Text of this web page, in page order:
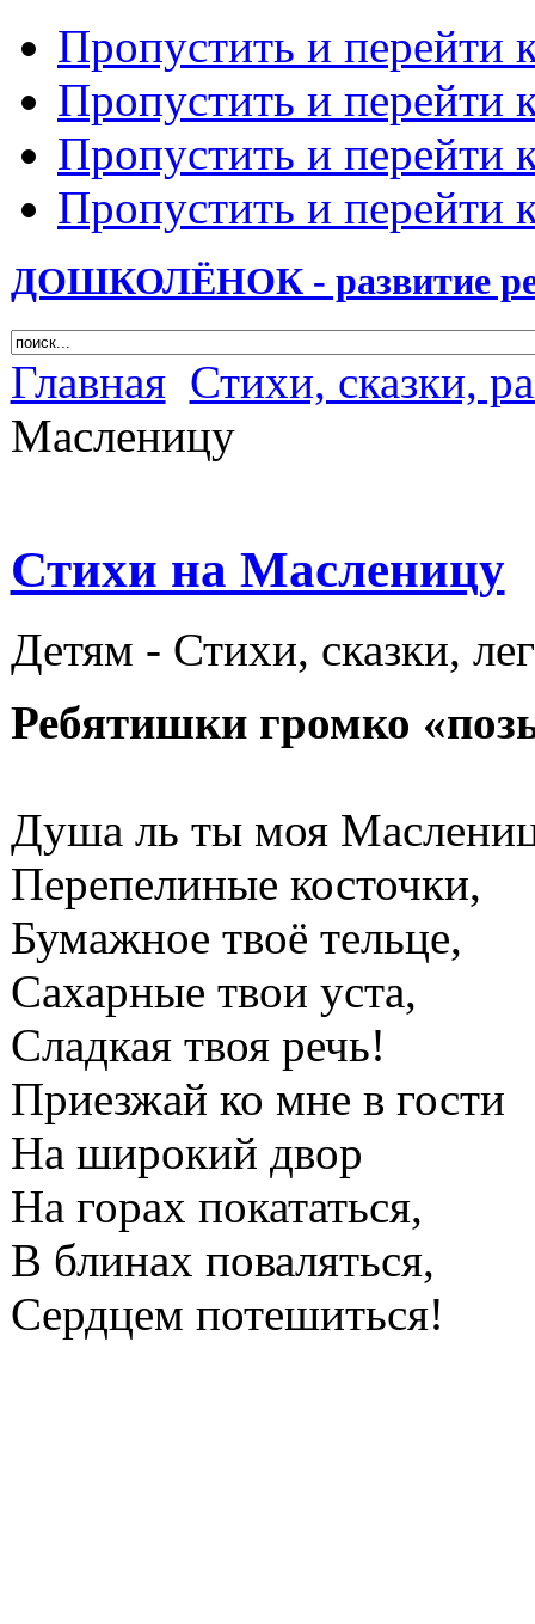
Пропустить и перейти
Пропустить и перейти
Пропустить и перейти
Пропустить и перейти
ДОШКОЛЁНОК - развитие
Главная Стихи, сказки,
Масленицу
Стихи на Масленицу
Детям - Стихи, сказки,
Ребятишки громко
Душа ль ты моя
Перепелиные косточки,
Бумажное твоё тельце,
Сахарные твои уста,
Сладкая твоя речь!
Приезжай ко мне в гости
На широкий двор
На горах покататься,
В блинах поваляться,
Сердцем потешиться!